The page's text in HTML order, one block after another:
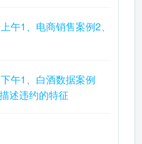
午1、电商销售案例2、
午1、白酒数据案例
述违约的特征